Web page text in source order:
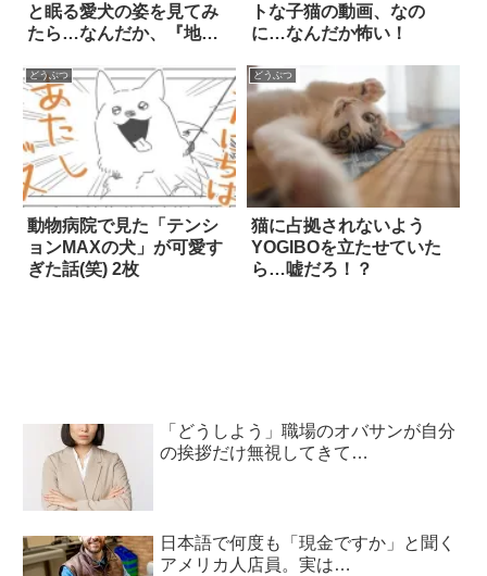
と眠る愛犬の姿を見てみ
たら…なんだか、『地球
くなってる！？
トな子猫の動画、なの
に…なんだか怖い！
どうぶつ
動物病院で見た「テンシ
ョンMAXの犬」が可愛す
ぎた話(笑) 2枚
どうぶつ
猫に占拠されないよう
YOGIBOを立たせていた
ら…嘘だろ！？
「どうしよう」職場のオバサンが自分
の挨拶だけ無視してきて…
日本語で何度も「現金ですか」と聞く
アメリカ人店員。実は…